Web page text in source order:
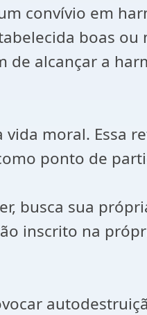
convívio em
boas ou
de alcançar a
moral. Essa
ponto de
busca sua
inscrito na